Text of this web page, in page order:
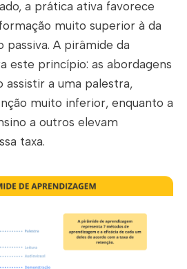
a prática ativa favorece
muito superior à da
passiva. A pirâmide da
este princípio: as abordagens
assistir a uma palestra,
muito inferior, enquanto a
a outros elevam
taxa.